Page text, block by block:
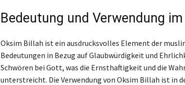
Bedeutung und Verwendung
Oksim Billah ist ein ausdrucksvolles Element der
Bedeutungen in Bezug auf Glaubwürdigkeit und
Schwören bei Gott, was die Ernsthaftigkeit und die
unterstreicht. Die Verwendung von Oksim Billah ist in